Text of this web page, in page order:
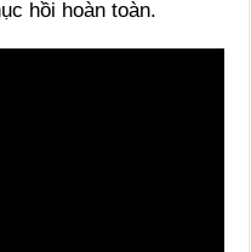
hồi hoàn toàn.